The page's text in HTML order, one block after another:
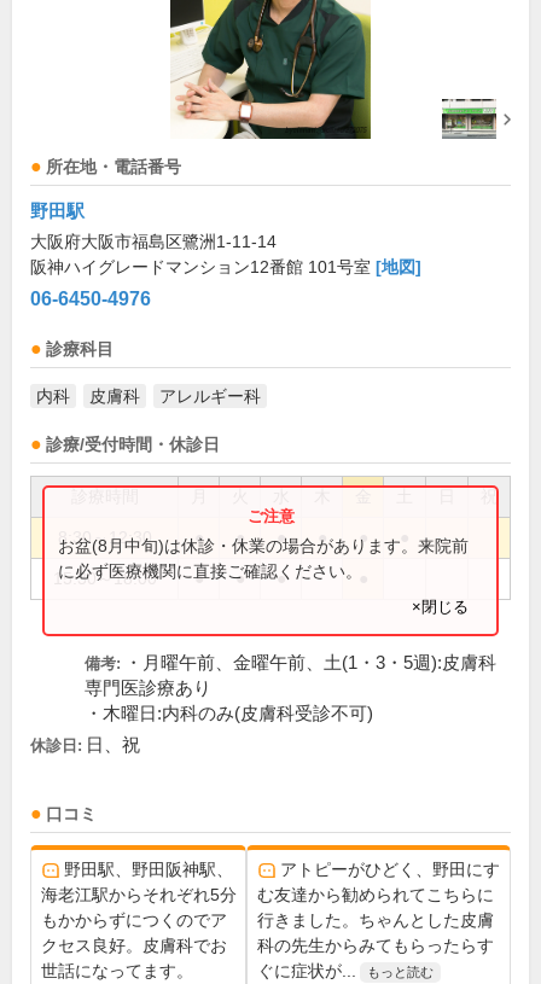
所在地・電話番号
野田駅
大阪府大阪市福島区鷺洲1-11-14
阪神ハイグレードマンション12番館 101号室 [地図]
06-6450-4976
診療科目
内科 皮膚科 アレルギー科
診療/受付時間・休診日
祝
8:30～12:30 ● ● ● ● ●
15:30～18:00 ● ● ●
お盆(8月中旬)は休診・休業の場合があります。来院前
に必ず医療機関に直接ご確認ください。
×閉じる
備考:
・月曜午前、金曜午前、土(1・3・5週):皮膚科
専門医診療あり
・木曜日:内科のみ(皮膚科受診不可)
休診日: 日、祝
口コミ
野田駅、野田阪神駅、
海老江駅からそれぞれ5分
もかからずにつくのでア
クセス良好。皮膚科でお
世話になってます。
アトピーがひどく、野田にす
む友達から勧められてこちらに
行きました。ちゃんとした皮膚
科の先生からみてもらったらす
ぐに症状が...
もっと読む